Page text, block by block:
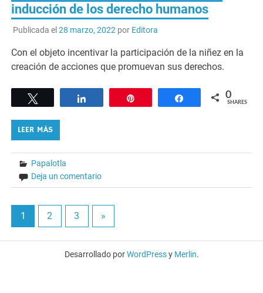
inducción de los derecho humanos
Publicada el 28 marzo, 2022 por Editora
Con el objeto incentivar la participación de la niñez en la
creación de acciones que promuevan sus derechos.
Share 0
SHARES
LEER MÁS
Papalotla
Deja un comentario
1 2 3 »
Desarrollado porWordPressy Merlin.